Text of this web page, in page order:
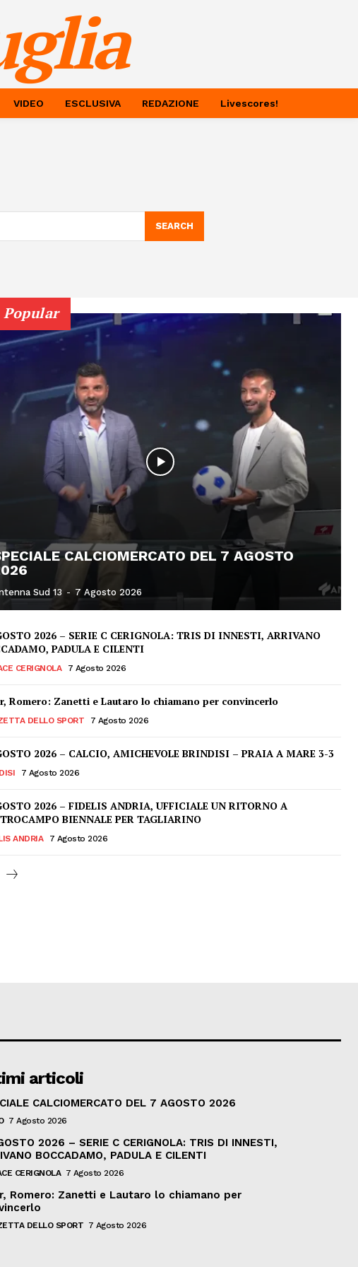
VIDEO ESCLUSIVA REDAZIONE Livescores!
SEARCH
Popular
CALCIOMERCATO DEL 7 AGOSTO
Sud 13 - 7 Agosto 2026
2026 – SERIE C CERIGNOLA: TRIS DI INNESTI, ARRIVANO
PADULA E CILENTI
CERIGNOLA 7 Agosto 2026
Romero: Zanetti e Lautaro lo chiamano per convincerlo
DELLO SPORT 7 Agosto 2026
2026 – CALCIO, AMICHEVOLE BRINDISI – PRAIA A MARE 3-3
7 Agosto 2026
2026 – FIDELIS ANDRIA, UFFICIALE UN RITORNO A
BIENNALE PER TAGLIARINO
ANDRIA 7 Agosto 2026
articoli
CALCIOMERCATO DEL 7 AGOSTO 2026
7 Agosto 2026
2026 – SERIE C CERIGNOLA: TRIS DI INNESTI,
BOCCADAMO, PADULA E CILENTI
CERIGNOLA 7 Agosto 2026
Romero: Zanetti e Lautaro lo chiamano per
DELLO SPORT 7 Agosto 2026